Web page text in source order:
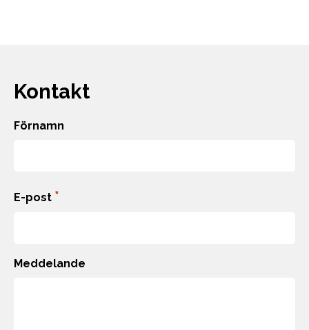
Kontakt
Förnamn
E-post *
Meddelande